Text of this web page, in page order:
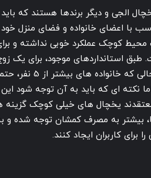
الجی و دیگر برندها هستند که باید
با اعضای خانواده و فضای منزل
کوچک عملکرد خوبی نداشته و
استانداردهای موجود، برای یک
۲۵۰-۳۸۰ لیتری مناسب
کنند. اما نکته ای که باید به آن توجه شود
یخچال های خیلی کوچک گزینه
بیشتر به مصرف کمشان توجه شده و
کاربران ایجاد کنند.